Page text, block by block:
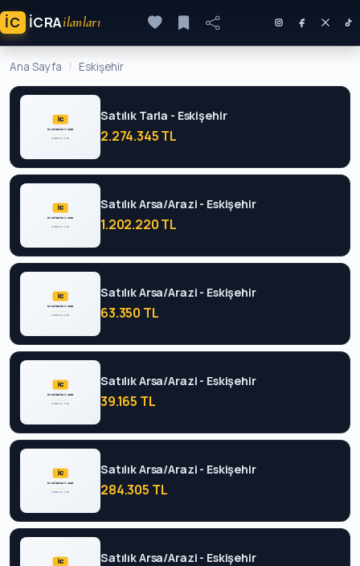
İC ICRAilanları
Ana Sayfa Eskişehir
Satılık Tarla - Eskişehir
2.274.345 TL
Satılık Arsa/Arazi - Eskişehir
1.202.220 TL
Satılık Arsa/Arazi - Eskişehir
63.350 TL
Satılık Arsa/Arazi - Eskişehir
39.165 TL
Satılık Arsa/Arazi - Eskişehir
284.305 TL
Satılık Arsa/Arazi - Eskişehir